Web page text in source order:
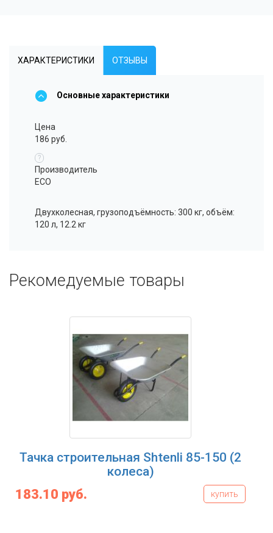
ХАРАКТЕРИСТИКИ ОТЗЫВЫ
Основные характеристики
Цена
186 руб.
?
Производитель
ECO
Двухколесная, грузоподъёмность: 300 кг, объём:
120 л, 12.2 кг
Рекомедуемые товары
Тачка строительная Shtenli 85-150 (2
колеса)
183.10 руб. купить